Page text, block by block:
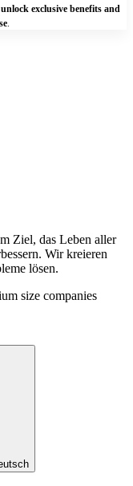
unlock exclusive benefits and
Ziel, das Leben aller
Wir kreieren
lösen.
size companies